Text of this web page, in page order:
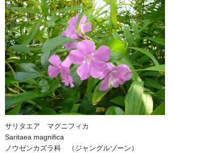
サリタエア マグニフィカ
Saritaea magnifica
ノウゼンカズラ科 （ジャングルゾーン）